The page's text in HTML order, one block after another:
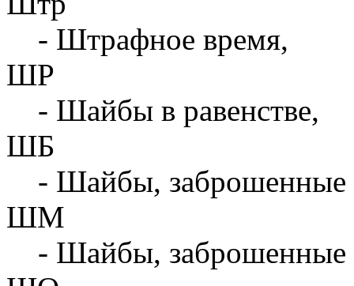
- Штрафное время,
ШР
- Шайбы в равенстве,
ШБ
- Шайбы, заброшенные
ШМ
- Шайбы, заброшенные